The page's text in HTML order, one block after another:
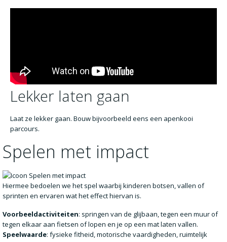
Lekker laten gaan
Laat ze lekker gaan. Bouw bijvoorbeeld eens een apenkooi
parcours.
Spelen met impact
Hiermee bedoelen we het spel waarbij kinderen botsen, vallen of
sprinten en ervaren wat het effect hiervan is.
Voorbeeldactiviteiten: springen van de glijbaan, tegen een muur of
tegen elkaar aan fietsen of lopen en je op een mat laten vallen.
Speelwaarde: fysieke fitheid, motorische vaardigheden, ruimtelijk